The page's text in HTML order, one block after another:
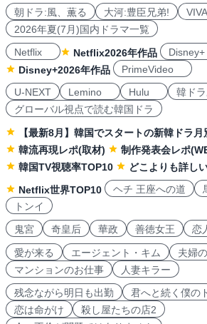
朝ドラ:風、薫る 大河:豊臣兄弟!
2026年夏(7月)国内ドラマ一覧
Netflix
Netflix2026年作品
Disney+2026年作品
PrimeVideo
U-NEXT
Lemino Hulu
韓ド
グローバル視点で読む韓国ドラ
【最新8月】韓国でスタートの新韓ドラ月
韓流再現レポ(取材)
制作発表会レポ
韓国TV視聴率TOP10
どこよりも詳し
Netflix世界TOP10
ヘチ 王座への道
トンイ
鬼宮
奇皇后 華政 善徳女王 恋
愛が来る エージェント・キム
夫婦
マンションのお仕事
人妻キラー
残念ながら明日も出勤
君へと続く僕の
恋は命がけ
殺し屋たちの店2